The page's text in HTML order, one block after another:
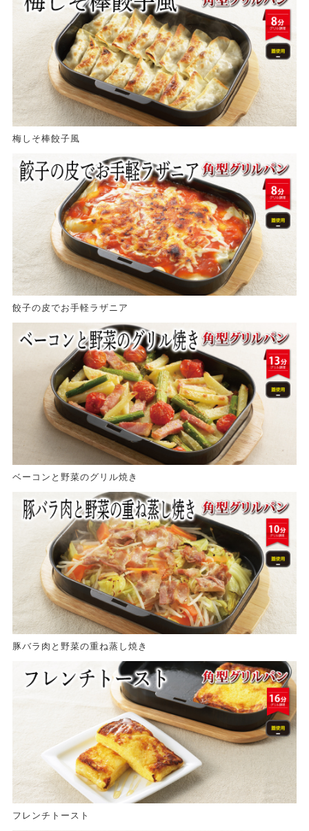
梅しそ棒餃子風
餃子の皮でお手軽ラザニア
ベーコンと野菜のグリル焼き
豚バラ肉と野菜の重ね蒸し焼き
フレンチトースト